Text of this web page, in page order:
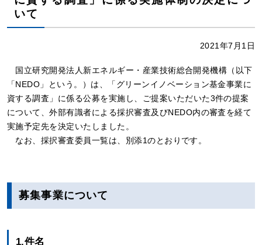
いて
2021年7月1日
国立研究開発法人新エネルギー・産業技術総合開発機構（以下
「NEDO」という。）は、「グリーンイノベーション基金事業に
資する調査」に係る公募を実施し、ご提案いただいた3件の提案
について、外部有識者による採択審査及びNEDO内の審査を経て
実施予定先を決定いたしました。
なお、採択審査委員一覧は、別添1のとおりです。
募集事業について
1.件名